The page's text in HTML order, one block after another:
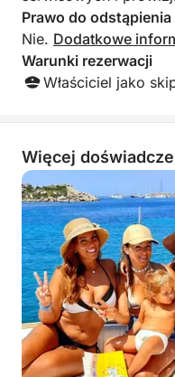
Prawo do
Nie. Dodatkowe
Warunki rezerwacji
Właściciel jako
Więcej